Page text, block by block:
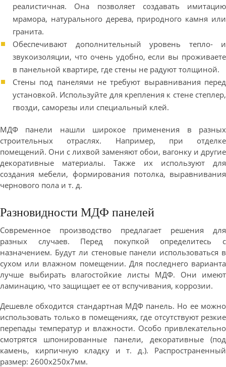
реалистичная. Она позволяет создавать имитацию
мрамора, натурального дерева, природного камня или
гранита.
Обеспечивают дополнительный уровень тепло- и
звукоизоляции, что очень удобно, если вы проживаете
в панельной квартире, где стены не радуют толщиной.
Стены под панелями не требуют выравнивания перед
установкой. Используйте для крепления к стене степлер,
гвозди, саморезы или специальный клей.
МДФ панели нашли широкое применения в разных
строительных отраслях. Например, при отделке
помещений. Они с лихвой заменяют обои, вагонку и другие
декоративные материалы. Также их используют для
создания мебели, формирования потолка, выравнивания
чернового пола и т. д.
Разновидности МДФ панелей
Современное производство предлагает решения для
разных случаев. Перед покупкой определитесь с
назначением. Будут ли стеновые панели использоваться в
сухом или влажном помещении. Для последнего варианта
лучше выбирать влагостойкие листы МДФ. Они имеют
ламинацию, что защищает ее от вспучивания, коррозии.
Дешевле обходится стандартная МДФ панель. Но ее можно
использовать только в помещениях, где отсутствуют резкие
перепады температур и влажности. Особо привлекательно
смотрятся шпонированные панели, декоративные (под
камень, кирпичную кладку и т. д.). Распространенный
размер: 2600х250х7мм.